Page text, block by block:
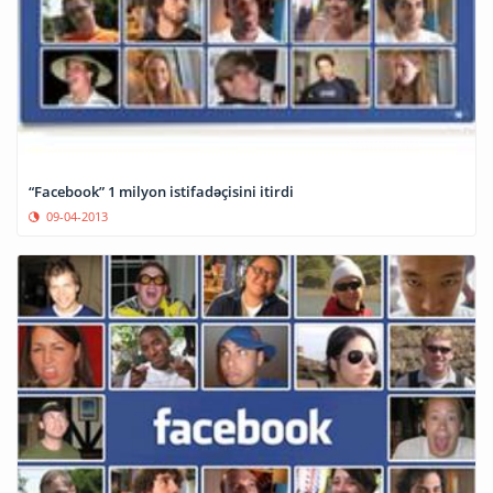
“Facebook” 1 milyon istifadəçisini itirdi
09-04-2013